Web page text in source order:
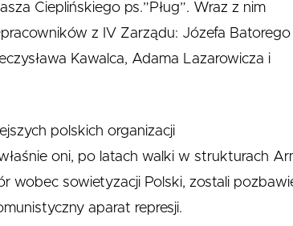
Cieplińskiego ps.”Pług”. Wraz z nim
z IV Zarządu: Józefa Batorego
Kawalca, Adama Lazarowicza i
polskich organizacji
oni, po latach walki w strukturach
wobec sowietyzacji Polski, zostali
aparat represji.